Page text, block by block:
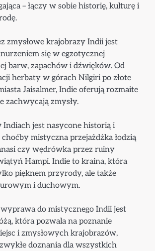
– łączy w sobie historię, kulturę i
zmysłowe krajobrazy Indii jest
się w egzotycznej
barw, zapachów i dźwięków. Od
herbaty w górach Nilgiri po złote
Jaisalmer, Indie oferują rozmaite
zachwycają zmysły.
Indiach jest nasycone historią i
mistyczna przejażdżka łodzią
czy wędrówka przez ruiny
Hampi. Indie to kraina, która
pięknem przyrody, ale także
i duchowym.
do mistycznego Indii jest
która pozwala na poznanie
i zmysłowych krajobrazów,
doznania dla wszystkich